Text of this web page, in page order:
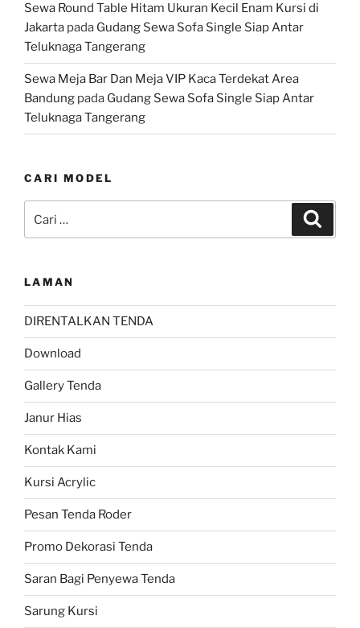
Sewa Round Table Hitam Ukuran Kecil Enam Kursi di
Jakarta pada Gudang Sewa Sofa Single Siap Antar
Teluknaga Tangerang
Sewa Meja Bar Dan Meja VIP Kaca Terdekat Area
Bandung pada Gudang Sewa Sofa Single Siap Antar
Teluknaga Tangerang
CARI MODEL
untuk:
LAMAN
DIRENTALKAN TENDA
Download
Gallery Tenda
Janur Hias
Kontak Kami
Kursi Acrylic
Pesan Tenda Roder
Promo Dekorasi Tenda
Saran Bagi Penyewa Tenda
Sarung Kursi